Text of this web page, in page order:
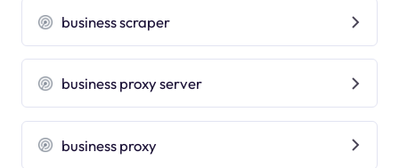
business scraper
business proxy server
business proxy